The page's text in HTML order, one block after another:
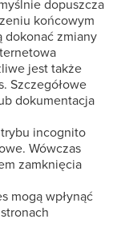
dopuszcza
końcowym
dokonać zmiany
jest także
Szczegółowe
dokumentacja
incognito
Wówczas
zamknięcia
mogą wpłynąć